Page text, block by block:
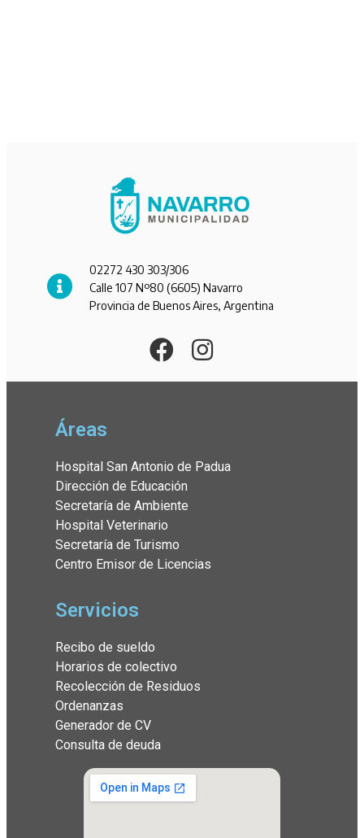
02272 430 303/306
Calle 107 Nº80 (6605) Navarro
Provincia de Buenos Aires, Argentina
Áreas
Hospital San Antonio de Padua
Dirección de Educación
Secretaría de Ambiente
Hospital Veterinario
Secretaría de Turismo
Centro Emisor de Licencias
Servicios
Recibo de sueldo
Horarios de colectivo
Recolección de Residuos
Ordenanzas
Generador de CV
Consulta de deuda